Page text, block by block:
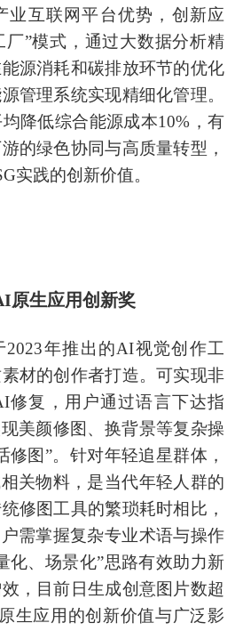
业互联网平台优势，创新应
厂”模式，通过大数据分析精
源消耗和碳排放环节的优化
管理系统实现精细化管理。
降低综合能源成本10%，有
的绿色协同与高质量转型，
实践的创新价值。
原生应用创新奖
2023年推出的AI视觉创作工
材的创作者打造。可实现非
修复，用户通过语言下达指
美颜修图、换背景等复杂操
修图”。针对年轻追星群体，
关物料，是当代年轻人群的
修图工具的繁琐耗时相比，
需掌握复杂专业术语与操作
化、场景化”思路有效助力新
，目前日生成创意图片数超
生应用的创新价值与广泛影